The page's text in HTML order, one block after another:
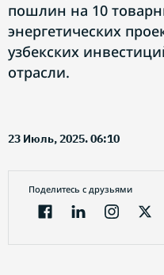
пошлин на 10
энергетических
узбекских
отрасли.
23 Июль, 2025. 06:10
Поделитесь с друзьями